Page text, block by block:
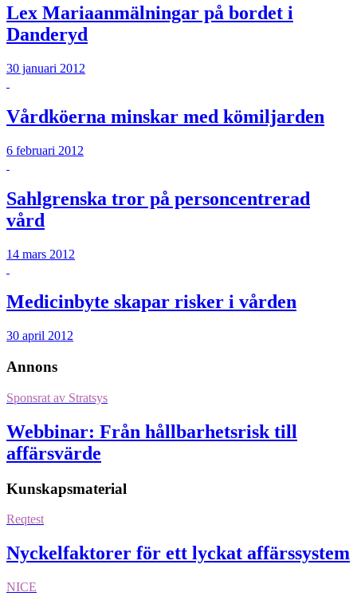
Lex Mariaanmälningar på bordet i
Danderyd
30 januari 2012
Vårdköerna minskar med kömiljarden
6 februari 2012
Sahlgrenska tror på personcentrerad
vård
14 mars 2012
Medicinbyte skapar risker i vården
30 april 2012
Annons
Sponsrat av Stratsys
Webbinar: Från hållbarhetsrisk till
affärsvärde
Kunskapsmaterial
Reqtest
Nyckelfaktorer för ett lyckat affärssystem
NICE